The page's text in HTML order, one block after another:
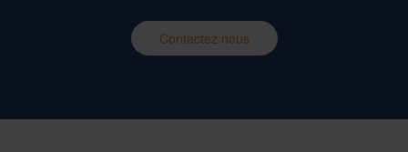
Contactez nous